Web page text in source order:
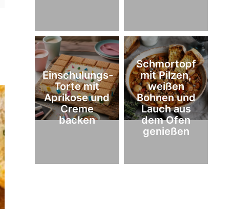
Einschulungs-
Torte mit
Aprikose und
Creme
backen
Schmortopf
mit Pilzen,
weißen
Bohnen und
Lauch aus
dem Ofen
genießen